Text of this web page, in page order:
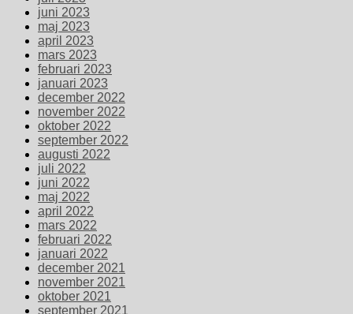
juni 2023
maj 2023
april 2023
mars 2023
februari 2023
januari 2023
december 2022
november 2022
oktober 2022
september 2022
augusti 2022
juli 2022
juni 2022
maj 2022
april 2022
mars 2022
februari 2022
januari 2022
december 2021
november 2021
oktober 2021
september 2021